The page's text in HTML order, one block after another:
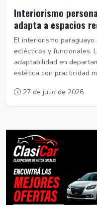
Interiorismo
adapta a espacios
El interiorismo
eclécticos y funcionales.
adaptabilidad en
estética con practicidad
27 de julio de 2026